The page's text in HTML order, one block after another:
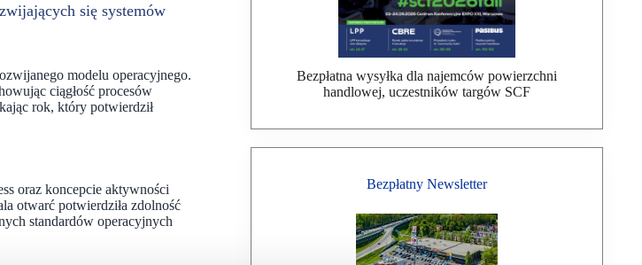
się systemów
modelu operacyjnego.
ciągłość procesów
rok, który potwierdził
oraz koncepcie aktywności
otwarć potwierdziła zdolność
standardów operacyjnych
Bezpłatna wysyłka dla najemców powierzchni
handlowej, uczestników targów SCF
Bezpłatny Newsletter